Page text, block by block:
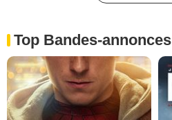
Top Bandes-annonces